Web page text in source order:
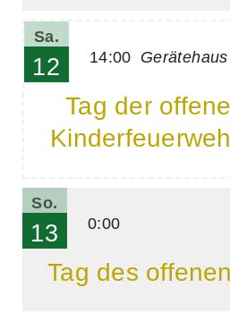
Sa.
12 14:00
Tag der
So.
13 0:00
Tag des